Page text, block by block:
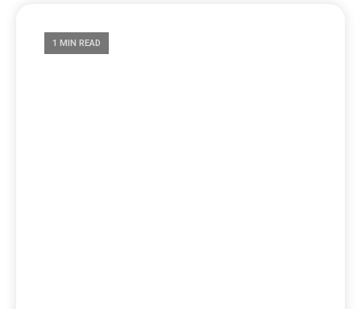
1 MIN READ